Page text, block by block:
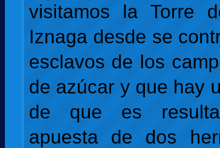
visitamos la Torre
Iznaga desde se
esclavos de los
de azúcar y que hay
de que es
apuesta de dos